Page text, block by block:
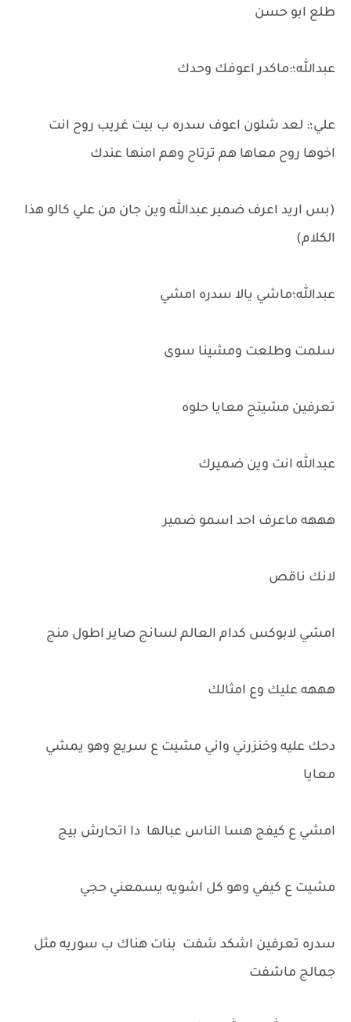
طلع ابو حسن
عبدالله؛:ماكدر اعوفك وحدك
علي؛: لعد شلون اعوف سدره ب بيت غريب روح انت
اخوها روح معاها هم ترتاح وهم امنها عندك
(بس اريد اعرف ضمير عبدالله وين جان من علي كالو هذا
الكلام)
عبدالله؛ماشي يالا سدره امشي
سلمت وطلعت ومشينا سوى
تعرفين مشيتج معايا حلوه
عبدالله انت وين ضميرك
هههه ماعرف احد اسمو ضمير
لانك ناقص
امشي لابوكس كدام العالم لسانج صاير اطول منج
هههه عليك وع امثالك
دحك عليه وخنزرني واني مشيت ع سريع وهو يمشي
معايا
امشي ع كيفج هسا الناس عبالها دا اتحارش بيج
مشيت ع كيفي وهو كل اشويه يسمعني حجي
سدره تعرفين اشكد شفت بنات هناك ب سوريه مثل
جمالج ماشفت